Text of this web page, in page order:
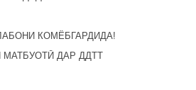
КОМЁБГАРДИДА!
ДАР ДДТТ